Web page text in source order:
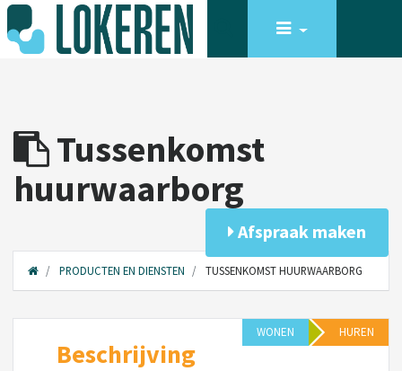
Tussenkomst
huurwaarborg
Afspraak maken
PRODUCTEN EN DIENSTEN TUSSENKOMST HUURWAARBORG
WONEN HUREN
Beschrijving